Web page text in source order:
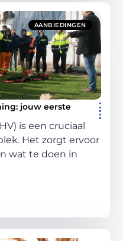
AANBIEDINGEN
jouw eerste
is een cruciaal
Het zorgt ervoor
wat te doen in